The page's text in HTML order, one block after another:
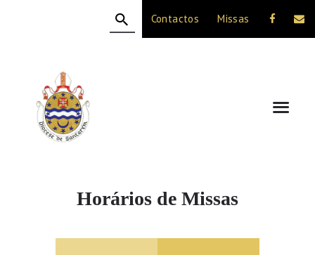
Contactos Missas
Horários de Missas
A DIOCESE
CELEBRAÇÃO
VIDA CRISTÃ
NOTÍCIAS